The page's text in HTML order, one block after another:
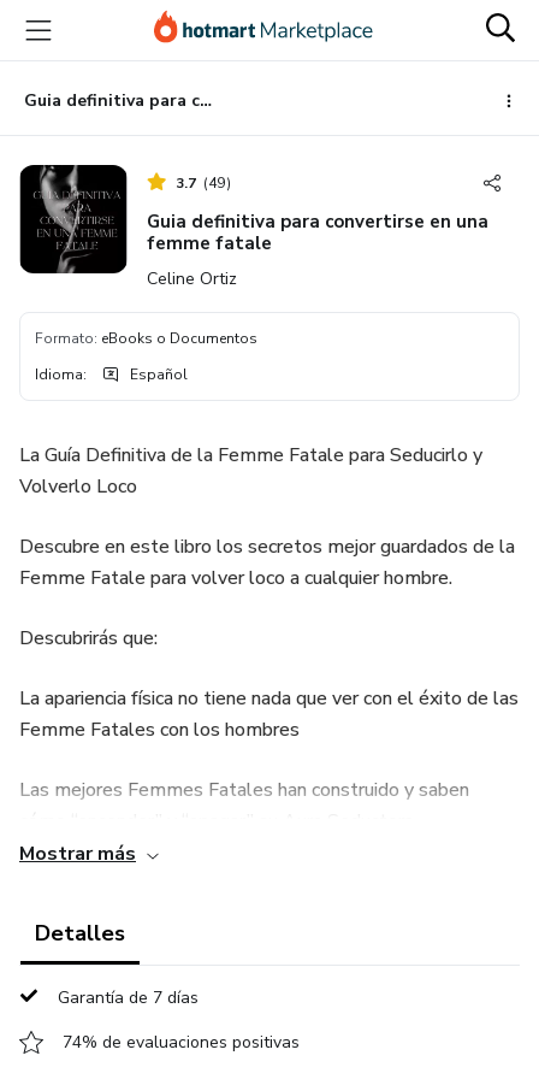
principal
página
de
página
Guia definitiva para convertirse en una femme fatale
3.7 (49)
Guia definitiva para convertirse en una
femme fatale
Celine Ortiz
Formato: eBooks o Documentos
Idioma: Español
La Guía Definitiva de la Femme Fatale para Seducirlo y
Volverlo Loco
Descubre en este libro los secretos mejor guardados de la
Femme Fatale para volver loco a cualquier hombre.
Descubrirás que:
La apariencia física no tiene nada que ver con el éxito de las
Femme Fatales con los hombres
Las mejores Femmes Fatales han construido y saben
Señoras, si quieren atraer, seducir y obsesionar a cualquier
hombre, para convertirlo literalmente en su esclavo,
necesitan conocer y comprender los secretos de seducción
Mostrar más
Detalles
Garantía de 7 días
74% de evaluaciones positivas